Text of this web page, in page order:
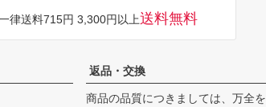
律送料715円 3,300円以上送料無料
返品・交換
商品の品質につきましては、万全